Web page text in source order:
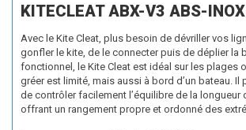
KITECLEAT ABX-V3 ABS-INOX
Avec le Kite Cleat, plus besoin de dévriller vos
gonfler le kite, de le connecter puis de déplier la
fonctionnel, le Kite Cleat est idéal sur les plages
gréer est limité, mais aussi à bord d’un bateau. Il
de contrôler facilement l’équilibre de la longueur
offrant un rangement propre et ordonné des